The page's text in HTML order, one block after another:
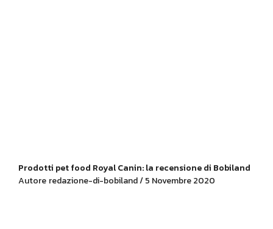
Prodotti pet food Royal Canin: la recensione di Bobiland
Autore redazione-di-bobiland / 5 Novembre 2020